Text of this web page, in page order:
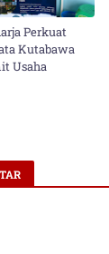
Perkuat
Kutabawa
Usaha